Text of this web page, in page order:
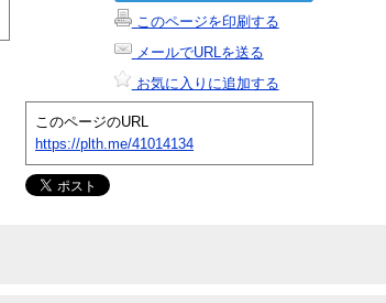
このページを印刷する
メールでURLを送る
お気に入りに追加する
このページのURL
https://plth.me/41014134